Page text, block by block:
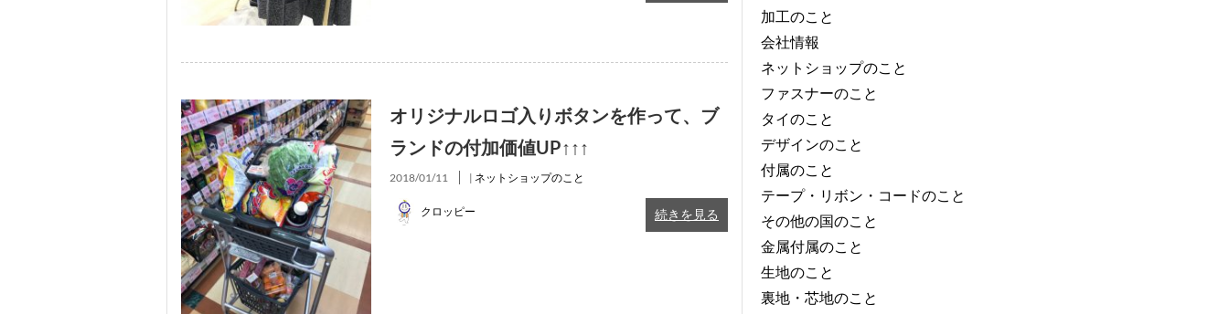
オリジナルロゴ入りボタンを 作って、ブ
ランドの付加価値UP↑↑↑
2018/01/11 | ネットショップのこと
クロッピー 続きを見る
加工のこと
会社情報
ネットショップのこと
ファスナーのこと
タイのこと
デザインのこと
付属のこと
テープ・リボン・コードのこと
その他の国のこと
金属付属のこと
生地のこと
裏地・芯地のこと